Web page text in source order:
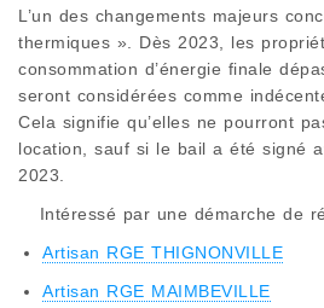
L’un des changements majeurs
thermiques ». Dès 2023, les
consommation d’énergie finale
seront considérées comme
Cela signifie qu’elles ne pourront
location, sauf si le bail a été signé
2023.
Intéressé par une démarche de
Artisan RGE THIGNONVILLE
Artisan RGE MAIMBEVILLE